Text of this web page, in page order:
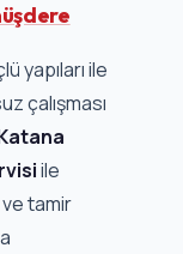
yapıları ile
çalışması
ile
ve tamir